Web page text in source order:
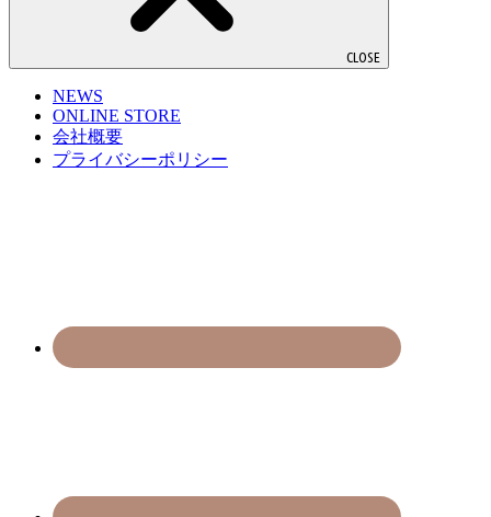
CLOSE
NEWS
ONLINE STORE
会社概要
プライバシーポリシー